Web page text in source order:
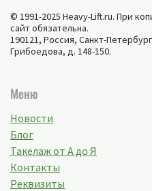
© 1991-2025 Heavy-Lift.ru. При
сайт обязательна.
190121, Россия, Санкт-Петербург
Грибоедова, д. 148-150.
Меню
Новости
Блог
Такелаж от А до Я
Контакты
Реквизиты